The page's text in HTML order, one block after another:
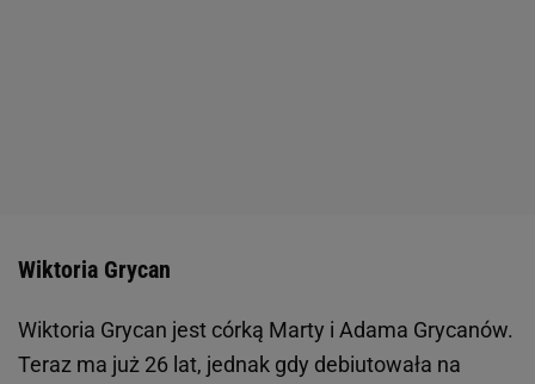
Wiktoria Grycan
Wiktoria Grycan jest córką Marty i Adama Grycanów.
Teraz ma już 26 lat, jednak gdy debiutowała na